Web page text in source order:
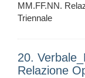
MM.FF.NN.
Triennale
20.
Relazione